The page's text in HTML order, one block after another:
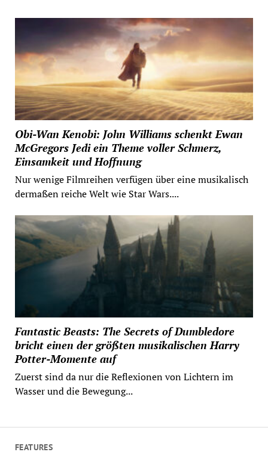
Obi-Wan Kenobi: John Williams schenkt Ewan
McGregors Jedi ein Theme voller Schmerz,
Einsamkeit und Hoffnung
Nur wenige Filmreihen verfügen über eine musikalisch
dermaßen reiche Welt wie Star Wars....
Fantastic Beasts: The Secrets of Dumbledore
bricht einen der größten musikalischen Harry
Potter-Momente auf
Zuerst sind da nur die Reflexionen von Lichtern im
Wasser und die Bewegung...
FEATURES